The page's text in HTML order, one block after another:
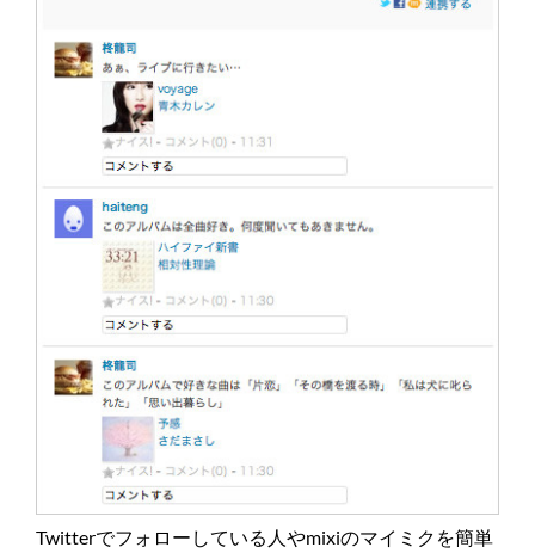
Twitterでフォローしている人やmixiのマイミクを簡単